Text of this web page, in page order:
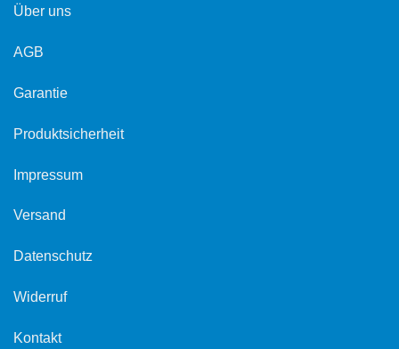
Über uns
AGB
Garantie
Produktsicherheit
Impressum
Versand
Datenschutz
Widerruf
Kontakt